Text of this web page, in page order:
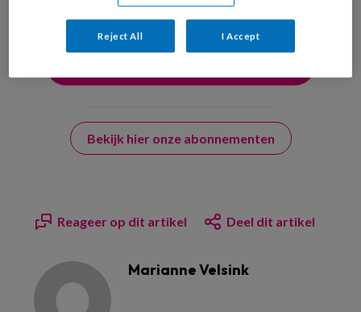
Bekijk hier onze abonnementen
Reageer op dit artikel Deel dit artikel
Marianne Velsink
Reject All I Accept